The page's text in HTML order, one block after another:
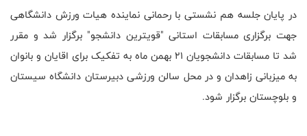
در پایان جلسه هم نشستی با رحمانی نماینده هیات ورزش دانشگاهی
جهت برگزاری مسابقات استانی "قویترین دانشجو" برگزار شد و مقرر
شد تا مسابقات دانشجویان ۲۱ بهمن ماه به تفکیک برای اقایان و بانوان
به میزبانی زاهدان و در محل سالن ورزشی دبیرستان دانشگاه سیستان
و بلوچستان برگزار شود.